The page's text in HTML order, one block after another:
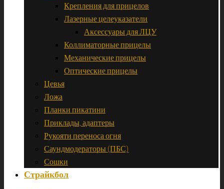
Крепления для прицелов
Лазерные целеуказатели
Аксессуары для ЛЦУ
Коллиматорные прицелы
Механические прицелы
Оптические прицелы
Цевья
Ложа
Планки пикатини
Приклады, адаптеры
Рукояти переноса огня
Саундмодераторы (ПБС)
Сошки
Страйкбол